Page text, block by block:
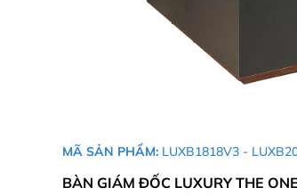
MÃ SẢN PHẨM: LUXB1818V3 -
BÀN GIÁM ĐỐC LUXURY THE